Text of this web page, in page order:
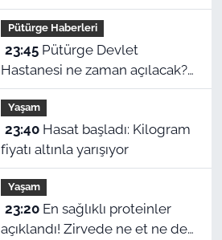
ve duyu organı hastalıklarında
şok veriler
Pütürge Haberleri
23:45Pütürge Devlet
Hastanesi ne zaman açılacak?
Vali Yavuz açıkladı
Yaşam
23:40Hasat başladı: Kilogram
fiyatı altınla yarışıyor
Yaşam
23:20En sağlıklı proteinler
açıklandı! Zirvede ne et ne de